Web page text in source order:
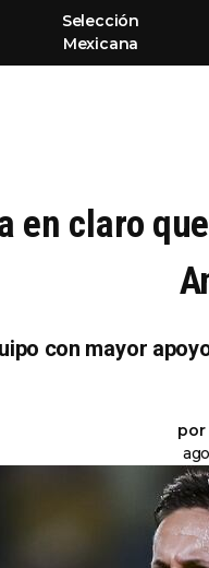
Selección
Mexicana
en claro
con mayor
por